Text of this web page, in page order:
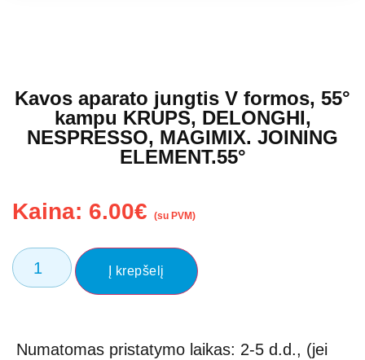
Kavos aparato jungtis V formos, 55°
kampu KRUPS, DELONGHI,
NESPRESSO, MAGIMIX. JOINING
ELEMENT.55°
Kaina: 6.00€ (su PVM)
Į krepšelį
Numatomas pristatymo laikas: 2-5 d.d., (jei